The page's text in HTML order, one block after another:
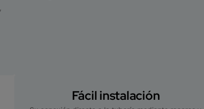
Fácil instalación